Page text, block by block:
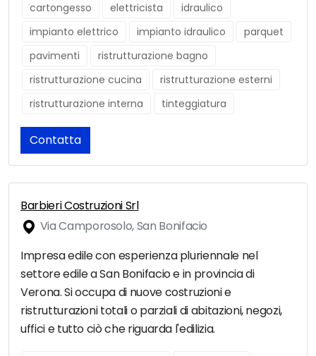
cartongesso elettricista
idraulico
impianto elettrico
impianto idraulico
parquet
pavimenti
ristrutturazione bagno
ristrutturazione cucina
ristrutturazione esterni
ristrutturazione interna
tinteggiatura
Contatta
Barbieri Costruzioni Srl
Via Camporosolo, San Bonifacio
Impresa edile con esperienza pluriennale nel
settore edile a San Bonifacio e in provincia di
Verona. Si occupa di nuove costruzioni e
ristrutturazioni totali o parziali di abitazioni, negozi,
uffici e tutto ciò che riguarda l'edilizia.